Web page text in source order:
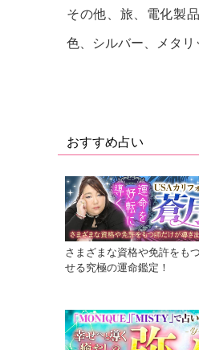
その他、旅、電化製
色、シルバー、メタリ
おすすめ占い
さまざまな資格や免許をも
せる究極の運命鑑定！